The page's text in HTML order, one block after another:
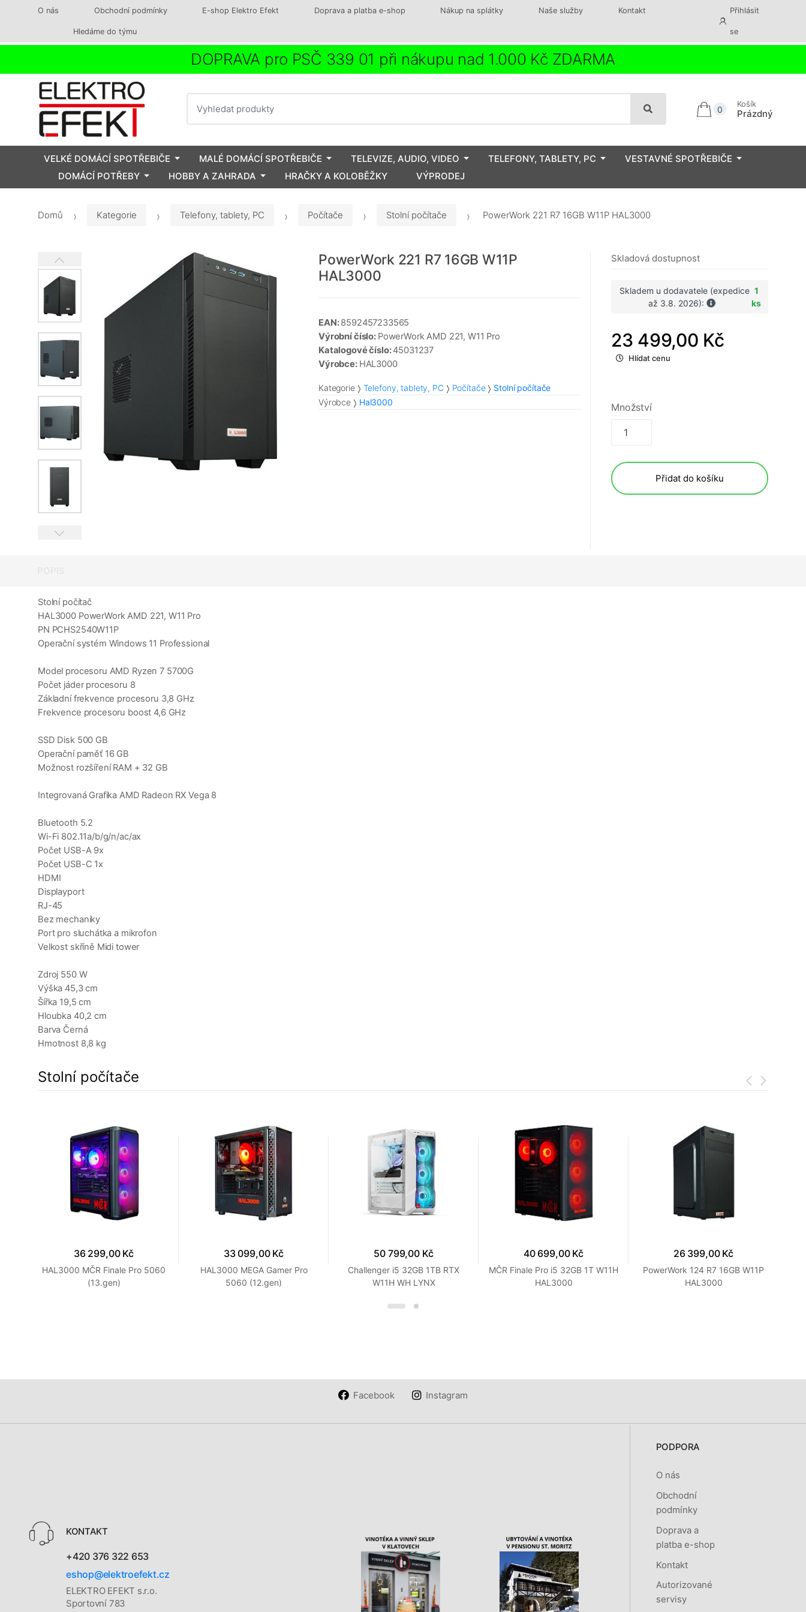
O nás Obchodní podmínky E-shop Elektro Efekt Doprava a platba e-shop Nákup na splátky Naše služby Kontakt
Hledáme do týmu
Přihlásit
se
DOPRAVA pro PSČ 339 01 při nákupu nad 1.000 Kč ZDARMA
0
Košík
Prázdný
VELKÉ DOMÁCÍ SPOTŘEBIČE MALÉ DOMÁCÍ SPOTŘEBIČE TELEVIZE, AUDIO, VIDEO TELEFONY, TABLETY, PC
VESTAVNÉ SPOTŘEBIČE
DOMÁCÍ POTŘEBY
HOBBY A ZAHRADA HRAČKY A KOLOBĚŽKY VÝPRODEJ
Domů Kategorie Telefony, tablety, PC Počítače Stolní počítače PowerWork 221 R7 16GB W11P HAL3000
PowerWork 221 R7 16GB W11P
HAL3000
EAN:8592457233565
Výrobní číslo: PowerWork AMD 221, W11 Pro
Katalogové číslo:45031237
Výrobce: HAL3000
Kategorie Telefony, tablety, PC Počítače
Stolní počítače
Výrobce
Hal3000
Skladová dostupnost
Skladem u dodavatele (expedice
až 3.8. 2026):
1
ks
23 499,00 Kč
Hlídat cenu
Množství
Přidat do košíku
Stolní počítač
HAL3000 PowerWork AMD 221, W11 Pro
PN PCHS2540W11P
Operační systém Windows 11 Professional
Model procesoru AMD Ryzen 7 5700G
Počet jáder procesoru 8
Základní frekvence procesoru 3,8 GHz
Frekvence procesoru boost 4,6 GHz
SSD Disk 500 GB
Operační paměť 16 GB
Možnost rozšíření RAM + 32 GB
Integrovaná Grafika AMD Radeon RX Vega 8
Bluetooth 5.2
Wi-Fi 802.11a/b/g/n/ac/ax
Počet USB-A 9x
Počet USB-C 1x
HDMI
Displayport
RJ-45
Bez mechaniky
Port pro sluchátka a mikrofon
Velkost skříně Midi tower
Zdroj 550 W
Výška 45,3 cm
Šířka 19,5 cm
Hloubka 40,2 cm
Barva Černá
Hmotnost 8,8 kg
Stolní počítače
36 299,00 Kč
HAL3000 MČR Finale Pro 5060
(13.gen)
33 099,00 Kč
HAL3000 MEGA Gamer Pro
5060 (12.gen)
50 799,00 Kč
Challenger i5 32GB 1TB RTX
W11H WH LYNX
40 699,00 Kč
MČR Finale Pro i5 32GB 1T W11H
HAL3000
26 399,00 Kč
PowerWork 124 R7 16GB W11P
HAL3000
Facebook Instagram
KONTAKT
+420 376 322 653
eshop@elektroefekt.cz
ELEKTRO EFEKT s.r.o.
Sportovní 783
PODPORA
O nás
Obchodní
podmínky
Doprava a
platba e-shop
Kontakt
Autorizované
servisy